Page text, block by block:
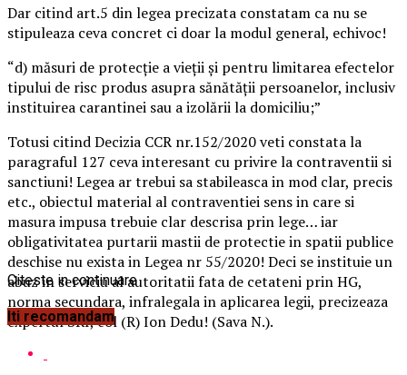
Dar citind art.5 din legea precizata constatam ca nu se
stipuleaza ceva concret ci doar la modul general, echivoc!
“d) măsuri de protecție a vieții și pentru limitarea efectelor
tipului de risc produs asupra sănătății persoanelor, inclusiv
instituirea carantinei sau a izolării la domiciliu;”
Totusi citind Decizia CCR nr.152/2020 veti constata la
paragraful 127 ceva interesant cu privire la contraventii si
sanctiuni! Legea ar trebui sa stabileasca in mod clar, precis
etc., obiectul material al contraventiei sens in care si
masura impusa trebuie clar descrisa prin lege… iar
obligativitatea purtarii mastii de protectie in spatii publice
deschise nu exista in Legea nr 55/2020! Deci se instituie un
abuz in serviciu al autoritatii fata de cetateni prin HG,
norma secundara, infralegala in aplicarea legii, precizeaza
expertul SRI, col (R) Ion Dedu! (Sava N.).
Citeste in continuare
Iti recomandam